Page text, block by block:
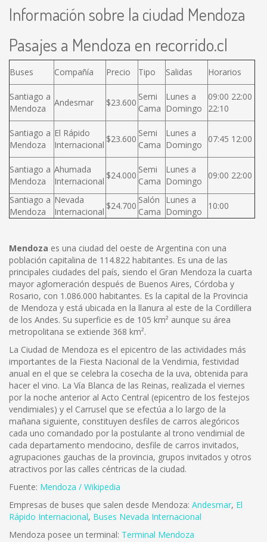
Información sobre la ciudad Mendoza
Pasajes a Mendoza en recorrido.cl
Buses Compañía Precio Tipo Salidas Horarios
Santiago a
Mendoza
Andesmar $23.600
Semi
Cama
Lunes a
Domingo
09:00 22:00
22:10
Santiago a
Mendoza
El Rápido
Internacional
$23.600
Semi
Cama
Lunes a
Domingo
07:45 12:00
Santiago a
Mendoza
Ahumada
Internacional
$24.000
Semi
Cama
Lunes a
Domingo
09:00 22:00
Santiago a
Mendoza
Nevada
Internacional
$24.700
Salón
Cama
Lunes a
Domingo
10:00
Mendoza es una ciudad del oeste de Argentina con una
población capitalina de 114.822 habitantes. Es una de las
principales ciudades del país, siendo el Gran Mendoza la cuarta
mayor aglomeración después de Buenos Aires, Córdoba y
Rosario, con 1.086.000 habitantes. Es la capital de la Provincia
de Mendoza y está ubicada en la llanura al este de la Cordillera
de los Andes. Su superficie es de 105 km² aunque su área
metropolitana se extiende 368 km².
La Ciudad de Mendoza es el epicentro de las actividades más
importantes de la Fiesta Nacional de la Vendimia, festividad
anual en el que se celebra la cosecha de la uva, obtenida para
hacer el vino. La Vía Blanca de las Reinas, realizada el viernes
por la noche anterior al Acto Central (epicentro de los festejos
vendimiales) y el Carrusel que se efectúa a lo largo de la
mañana siguiente, constituyen desfiles de carros alegóricos
cada uno comandado por la postulante al trono vendimial de
cada departamento mendocino, desfile de carros invitados,
agrupaciones gauchas de la provincia, grupos invitados y otros
atractivos por las calles céntricas de la ciudad.
Fuente: Mendoza / Wikipedia
Empresas de buses que salen desde Mendoza: Andesmar, El
Rápido Internacional, Buses Nevada Internacional
Mendoza posee un terminal: Terminal Mendoza